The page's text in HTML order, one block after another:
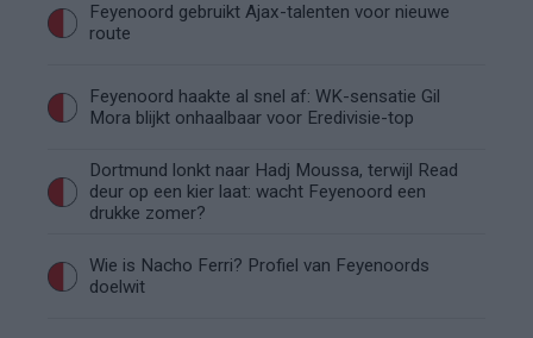
Feyenoord gebruikt Ajax-talenten voor nieuwe
route
Feyenoord haakte al snel af: WK-sensatie Gil
Mora blijkt onhaalbaar voor Eredivisie-top
Dortmund lonkt naar Hadj Moussa, terwijl Read
deur op een kier laat: wacht Feyenoord een
drukke zomer?
Wie is Nacho Ferri? Profiel van Feyenoords
doelwit